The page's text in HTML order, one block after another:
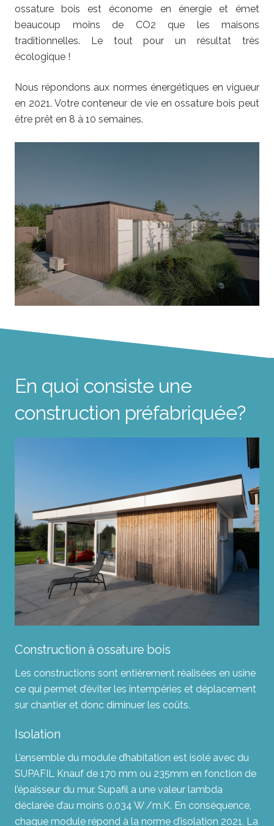
ossature bois est économe en énergie et émet
beaucoup moins de CO2 que les maisons
traditionnelles. Le tout pour un résultat très
écologique !
Nous répondons aux normes énergétiques en vigueur
en 2021. Votre conteneur de vie en ossature bois peut
être prêt en 8 à 10 semaines.
En quoi consiste une
construction préfabriquée?
Construction à ossature bois
Les constructions sont entièrement réalisées en usine
ce qui permet d’éviter les intempéries et déplacement
sur chantier et donc diminuer les coûts.
Isolation
L’ensemble du module d’habitation est isolé avec du
SUPAFIL Knauf de 170 mm ou 235mm en fonction de
l’épaisseur du mur. Supafil a une valeur lambda
déclarée d’au moins 0,034 W /m.K. En conséquence,
chaque module répond à la norme d’isolation 2021. La